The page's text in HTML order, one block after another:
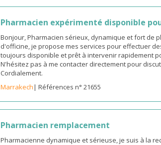
Pharmacien expérimenté disponible
Bonjour, Pharmacien sérieux, dynamique et fort de
d'officine, je propose mes services pour effectuer
toujours disponible et prêt à intervenir rapidement
N'hésitez pas à me contacter directement pour
Cordialement.
Marrakech| Références n° 21655
Pharmacien remplacement
Pharmacienne dynamique et sérieuse, je suis à la